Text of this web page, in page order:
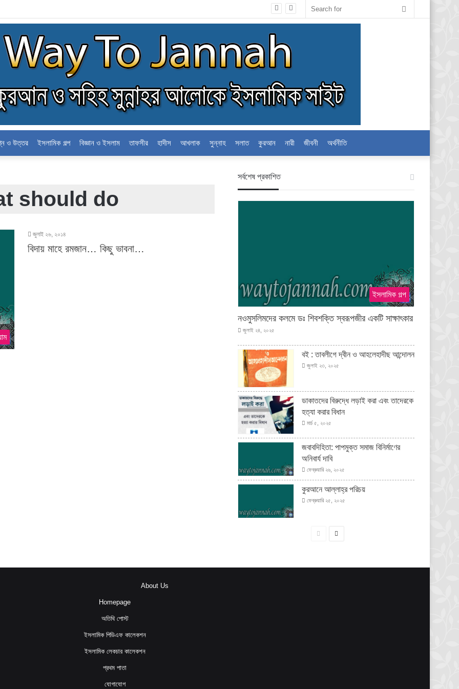
Search
ও উত্তর ইসলামিক গল্প বিজ্ঞান ও ইসলাম তাফসীর হাদীস আখলাক সুন্নাহ সলাত কুরআন নারী জীবনী অর্থনীতি
should do
জুলাই ২৬, ২০১৪
বিদায় মাহে রমজান… কিছু ভাবনা…
স‍র্বশেষ প্রকাশিত
ইসলামিক গল্প
নওমুসলিমদের কলমে ডঃ শিবশক্তি স্বরূপজীর একটি সাক্ষাৎকার
জুলাই ২৪, ২০২৫
বই : তাবলীগে দ্বীন ও আহলেহাদীছ আন্দোলন
জুলাই ২৩, ২০২৫
ডাকাতদের বিরুদ্ধে লড়াই করা এবং তাদেরকে
হত্যা করার বিধান
মার্চ ৫, ২০২৫
জবাবদিহিতা: পাপমুক্ত সমাজ বিনির্মাণের
অনিবার্য দাবি
ফেব্রুয়ারি ২৬, ২০২৫
কুরআনে আল্লাহ্‌র পরিচয়
ফেব্রুয়ারি ২৫, ২০২৫
About Us
Homepage
অতিথি পোস্ট
ইসলামিক পিডিএফ কালেকশন
ইসলামিক লেকচার কালেকশন
প্রথম পাতা
যোগাযোগ